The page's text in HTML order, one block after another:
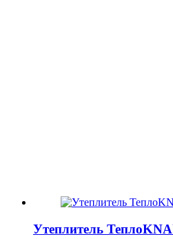
Утеплитель